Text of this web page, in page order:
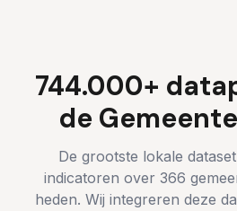
744.000+
de
De grootste lokale
indicatoren over 366
heden. Wij integreren deze